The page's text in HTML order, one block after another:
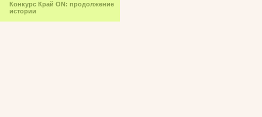
Конкурс Край ON: продолжение
истории